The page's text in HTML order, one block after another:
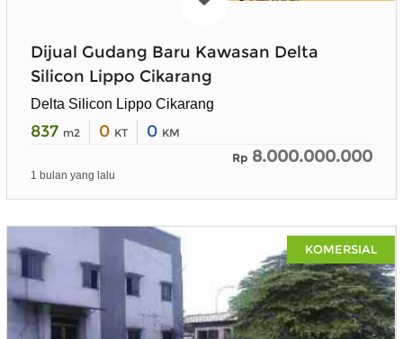
Dijual Gudang Baru Kawasan Delta
Silicon Lippo Cikarang
Delta Silicon Lippo Cikarang
837 m2 0 KT 0 KM
Rp 8.000.000.000
1 bulan yang lalu
KOMERSIAL